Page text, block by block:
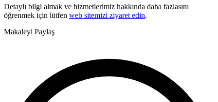
Detaylı bilgi almak ve hizmetlerimiz hakkında daha fazlasını
öğrenmek için lütfen web sitemizi ziyaret edin.
Makaleyi Paylaş